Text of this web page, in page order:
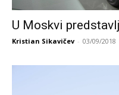
U Moskvi
Kristian Sikavičev - 03/09/2018